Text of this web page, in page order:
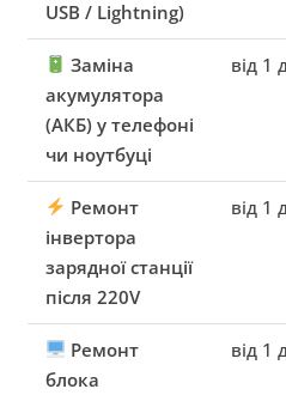
USB / Lightning)
Заміна
акумулятора
(АКБ) у телефоні
чи ноутбуці
від 1
Ремонт
інвертора
зарядної станції
після 220V
від 1
Ремонт
блока
від 1